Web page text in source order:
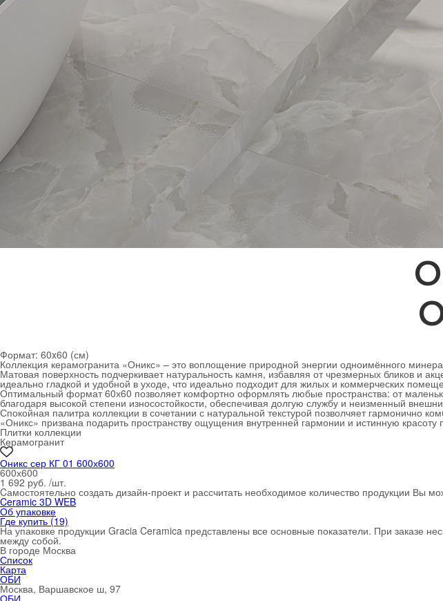
Формат: 60x60 (см)
Коллекция керамогранита «Оникс» – это воплощение природной энергии одноимённого
Матовая поверхность подчеркивает натуральность камня, избавляя от чрезмерных бликов и
идеально гладкой и удобной в уходе, что идеально подходит для жилых и коммерческих
Оптимальный формат 60х60 позволяет комфортно оформлять любые пространства: от
благодаря высокой степени износостойкости, обеспечивая долгую службу и неизменный
Спокойная палитра коллекции в сочетании с натуральной текстурой позволчяет гармонично
«Оникс» призвана подарить пространству ощущения внутренней гармонии и истинную красоту
Плитки коллекции
Керамогранит
Оникс сер КГ 01 600х600
600х600
1 692 руб. /шт.
Cамостоятельно создать дизайн-проект и рассчитать необходимое количество продукции
Ceramic 3D WEB
Об упаковке
Где купить (19)
На упаковке продукции Gracia Ceramica представлены все основные показатели. При заказе
между собой.
В городе Москва
Список
Карта
ОБИ
Москва, Варшавское ш, 97
ОБИ